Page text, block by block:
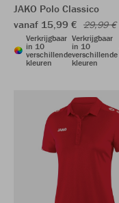
JAKO Polo Classico
vanaf 15,99 € 29,99 €
Verkrijgbaar
in 10
verschillende
kleuren
Verkrijgbaar
in 10
verschillende
kleuren